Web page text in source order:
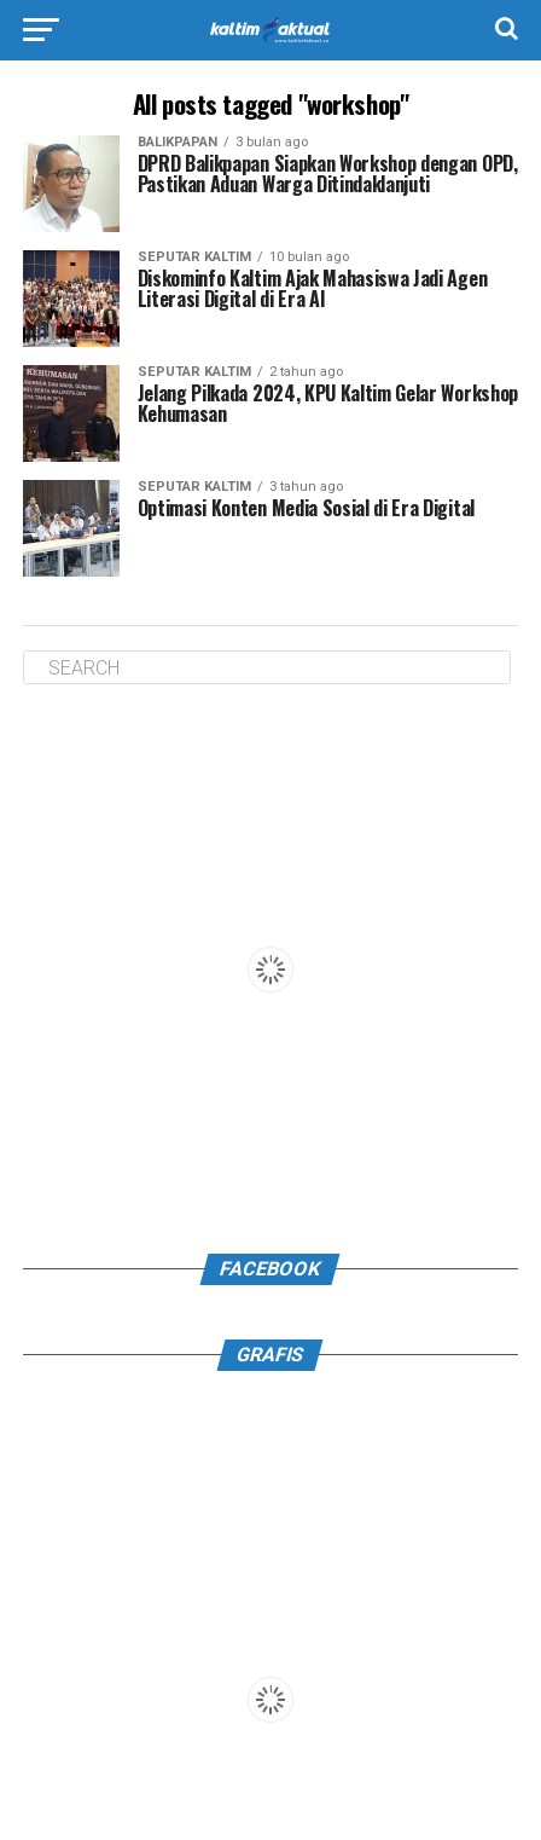
All posts tagged "workshop"
BALIKPAPAN 3 bulan ago
DPRD Balikpapan Siapkan Workshop dengan OPD,
Pastikan Aduan Warga Ditindaklanjuti
SEPUTAR KALTIM 10 bulan ago
Diskominfo Kaltim Ajak Mahasiswa Jadi Agen
Literasi Digital di Era AI
SEPUTAR KALTIM 2 tahun ago
Jelang Pilkada 2024, KPU Kaltim Gelar Workshop
Kehumasan
SEPUTAR KALTIM 3 tahun ago
Optimasi Konten Media Sosial di Era Digital
FACEBOOK
GRAFIS